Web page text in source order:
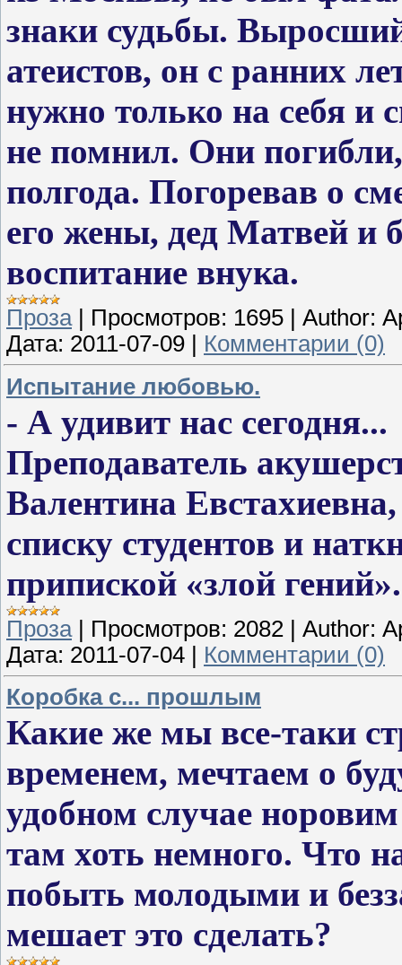
знаки судьбы.
атеистов, он с ранних
нужно только на себя и
не помнил. Они
полгода. Погоревав о
его жены, дед Матвей и
воспитание внука.
Проза| Просмотров: 1695 Author:
Дата: 2011-07-09
Комментарии (0)
Испытание любовью.
- А удивит нас сегодня...
Преподаватель
Валентина
списку студентов и
припиской «злой гений».
Проза| Просмотров: 2082 | Author:
Дата: 2011-07-04 | Комментарии (0)
Коробка с... прошлым
Какие же мы все-таки
временем, мечтаем о
удобном случае
там хоть немного. Что
побыть молодыми и
мешает это сделать?